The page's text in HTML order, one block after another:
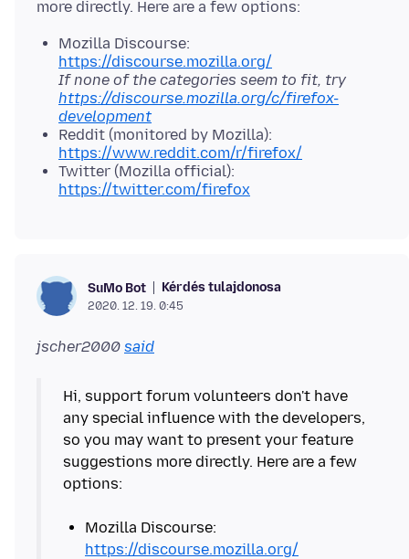
Mozilla Discourse:
https://discourse.mozilla.org/
If none of the categories seem to fit, try
https://discourse.mozilla.org/c/firefox-
development
Reddit (monitored by Mozilla):
https://www.reddit.com/r/firefox/
Twitter (Mozilla official):
https://twitter.com/firefox
SuMo Bot Kérdés tulajdonosa
2020. 12. 19. 0:45
jscher2000 said
Hi, support forum volunteers don't have
any special influence with the developers,
so you may want to present your feature
suggestions more directly. Here are a few
options:
Mozilla Discourse:
https://discourse.mozilla.org/